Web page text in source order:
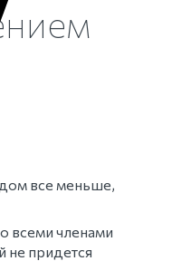
все меньше,
всеми членами
не придется